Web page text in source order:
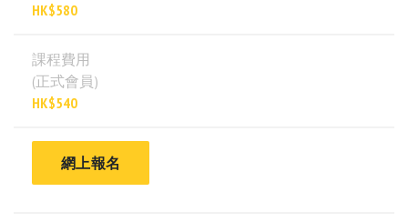
HK$580
課程費用
(正式會員)
HK$540
網上報名